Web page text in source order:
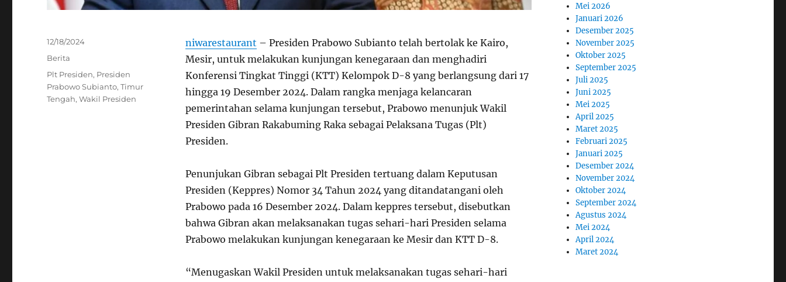
niwarestaurant – Presiden Prabowo Subianto telah bertolak ke Kairo,
Mesir, untuk melakukan kunjungan kenegaraan dan menghadiri
Konferensi Tingkat Tinggi (KTT) Kelompok D-8 yang berlangsung dari 17
hingga 19 Desember 2024. Dalam rangka menjaga kelancaran
pemerintahan selama kunjungan tersebut, Prabowo menunjuk Wakil
Presiden Gibran Rakabuming Raka sebagai Pelaksana Tugas (Plt)
Presiden.
Penunjukan Gibran sebagai Plt Presiden tertuang dalam Keputusan
Presiden (Keppres) Nomor 34 Tahun 2024 yang ditandatangani oleh
Prabowo pada 16 Desember 2024. Dalam keppres tersebut, disebutkan
bahwa Gibran akan melaksanakan tugas sehari-hari Presiden selama
Prabowo melakukan kunjungan kenegaraan ke Mesir dan KTT D-8.
“Menugaskan Wakil Presiden untuk melaksanakan tugas sehari-hari
Posted
12/18/2024
Categories
Berita
Tags
Plt Presiden, Presiden
Prabowo Subianto,Timur
Tengah,Wakil Presiden
Mei 2026
Januari 2026
Desember 2025
November 2025
Oktober 2025
September 2025
Juli 2025
Juni 2025
Mei 2025
April 2025
Maret 2025
Februari 2025
Januari 2025
Desember 2024
November 2024
Oktober 2024
September 2024
Agustus 2024
Mei 2024
April 2024
Maret 2024